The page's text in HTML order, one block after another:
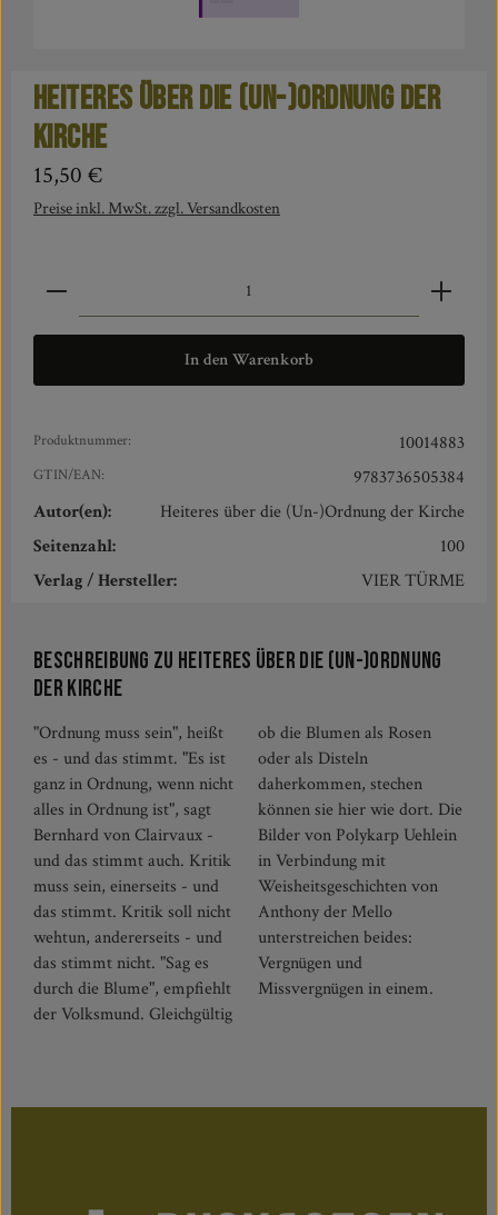
Heiteres über die (Un-)Ordnung der
Kirche
Regulärer Preis:
15,50 €
Preise inkl. MwSt. zzgl. Versandkosten
Produkt Anzahl: Gib den gewünschten Wert ein oder
In den Warenkorb
Produktnummer: 10014883
GTIN/EAN:
9783736505384
Autor(en):
Heiteres über die (Un-)Ordnung der Kirche
Seitenzahl:
100
Verlag / Hersteller:
VIER TÜRME
Beschreibung zu Heiteres über die (Un-)Ordnung
der Kirche
"Ordnung muss sein", heißt
es - und das stimmt. "Es ist
ganz in Ordnung, wenn nicht
alles in Ordnung ist", sagt
Bernhard von Clairvaux -
und das stimmt auch. Kritik
muss sein, einerseits - und
das stimmt. Kritik soll nicht
wehtun, andererseits - und
das stimmt nicht. "Sag es
durch die Blume", empfiehlt
der Volksmund. Gleichgültig
ob die Blumen als Rosen
oder als Disteln
daherkommen, stechen
können sie hier wie dort. Die
Bilder von Polykarp Uehlein
in Verbindung mit
Weisheitsgeschichten von
Anthony der Mello
unterstreichen beides:
Vergnügen und
Missvergnügen in einem.